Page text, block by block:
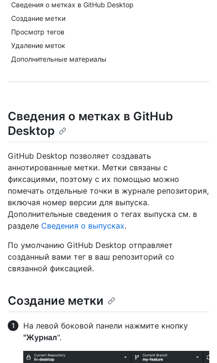
Сведения о метках в GitHub Desktop
Создание метки
Просмотр тегов
Удаление меток
Дополнительные материалы
Сведения о метках в GitHub
Desktop
GitHub Desktop позволяет создавать
аннотированные метки. Метки связаны с
фиксациями, поэтому с их помощью можно
помечать отдельные точки в журнале репозитория,
включая номер версии для выпуска.
Дополнительные сведения о тегах выпуска см. в
разделе Сведения о выпусках.
По умолчанию GitHub Desktop отправляет
созданный вами тег в ваш репозиторий со
связанной фиксацией.
Создание метки
На левой боковой панели нажмите кнопку
"Журнал".